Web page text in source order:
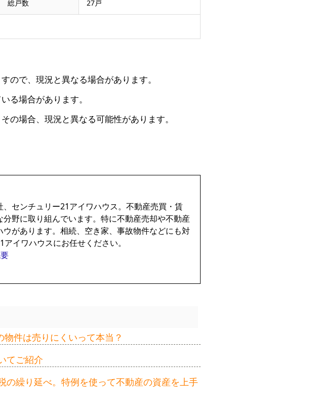
総戸数 27戸
ので、現況と異なる場合があります。
る場合があります。
の場合、現況と異なる可能性があります。
センチュリー21アイワハウス。不動産売買・賃
野に取り組んでいます。特に不動産売却や不動産
があります。相続、空き家、事故物件などにも対
イワハウスにお任せください。
件は売りにくいって本当？
てご紹介
の繰り延べ。特例を使って不動産の資産を上手